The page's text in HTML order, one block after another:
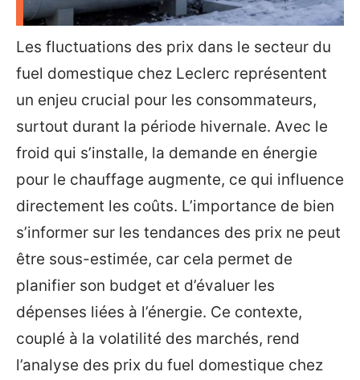
Les fluctuations des prix dans le secteur du
fuel domestique chez Leclerc représentent
un enjeu crucial pour les consommateurs,
surtout durant la période hivernale. Avec le
froid qui s’installe, la demande en énergie
pour le chauffage augmente, ce qui influence
directement les coûts. L’importance de bien
s’informer sur les tendances des prix ne peut
être sous-estimée, car cela permet de
planifier son budget et d’évaluer les
dépenses liées à l’énergie. Ce contexte,
couplé à la volatilité des marchés, rend
l’analyse des prix du fuel domestique chez